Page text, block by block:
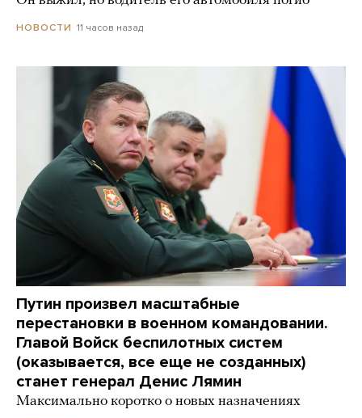
НОВОСТИ 11 часов назад
Путин произвел масштабные
перестановки в военном командовании.
Главой Войск беспилотных систем
(оказывается, все еще не созданных)
станет генерал Денис Лямин
Максимально коротко о новых назначениях